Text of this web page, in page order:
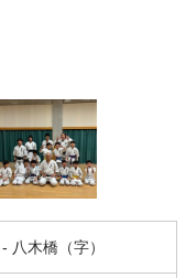
- 八木橋（字）